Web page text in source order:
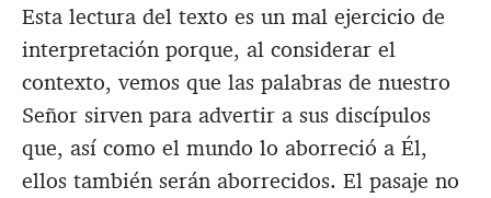
Esta lectura del texto es un mal ejercicio de
interpretación porque, al considerar el
contexto, vemos que las palabras de nuestro
Señor sirven para advertir a sus discípulos
que, así como el mundo lo aborreció a Él,
ellos también serán aborrecidos. El pasaje no